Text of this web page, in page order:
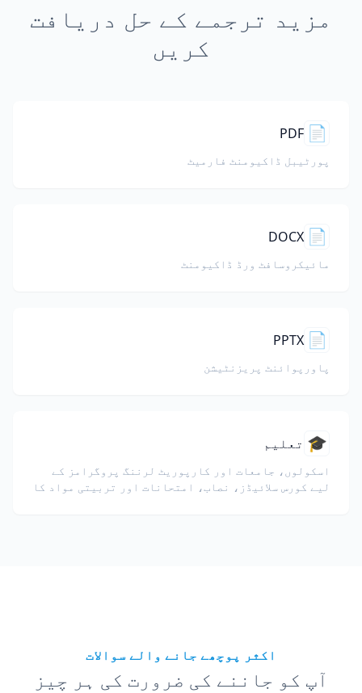
مزید ترجمے کے حل دریافت
کریں
📄
PDF
پورٹیبل ڈاکیومنٹ فارمیٹ
📄
DOCX
مائیکروسافٹ ورڈ ڈاکیومنٹ
📄
PPTX
پاورپوائنٹ پریزنٹیشن
🎓 تعلیم
اسکولوں، جامعات اور کارپوریٹ لرننگ پروگرامز کے
لیے کورس سلائیڈز، نصاب، امتحانات اور تربیتی مواد کا
اکثر پوچھے جانے والے سوالات
آپ کو جاننے کی ضرورت کی ہر چیز